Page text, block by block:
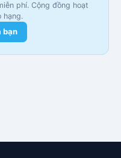
phí. Cộng đồng hoạt
hạng.
bạn